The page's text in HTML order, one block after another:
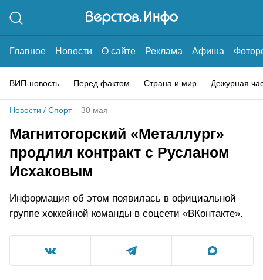
Главное Новости О сайте Реклама Афиша
ВИП-новость Перед фактом Страна и мир Дежурная
Новости / Спорт 30 мая
Магнитогорский «Металлург»
продлил контракт с Русланом
Исхаковым
Информация об этом появилась в официальной
группе хоккейной команды в соцсети «ВКонтакте».